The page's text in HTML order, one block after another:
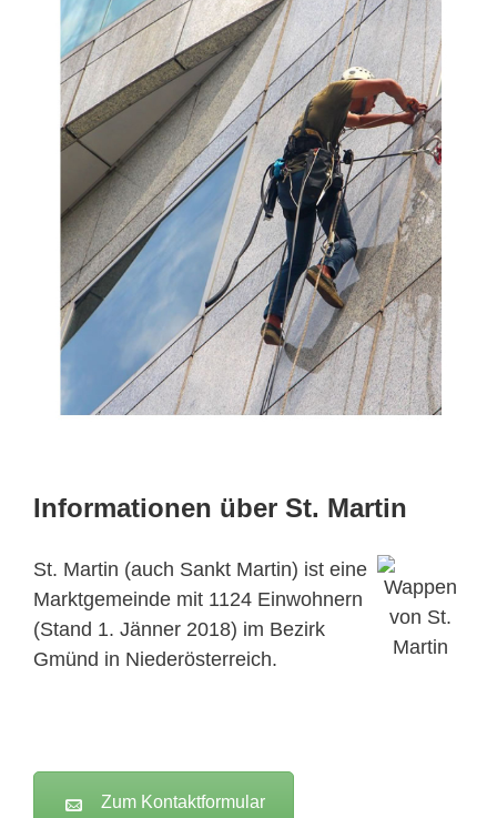
Informationen über St. Martin
St. Martin (auch Sankt Martin) ist eine
Marktgemeinde mit 1124 Einwohnern
(Stand 1. Jänner 2018) im Bezirk
Gmünd in Niederösterreich.
Zum Kontaktformular